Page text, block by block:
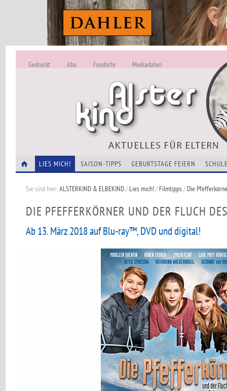
ALSTERKIND -
Alles Neu
Gedruckt Abo Fundorte Mediadaten
LIES MICH! SAISON-TIPPS GEBURTSTAGE FEIERN
Sie sind hier:ALSTERKIND & ELBEKIND/Lies mich!/Filmtipps/Die
DIE PFEFFERKÖRNER UND DER FLUCH
Ab 13. März 2018 auf Blu-ray™, DVD und digital!